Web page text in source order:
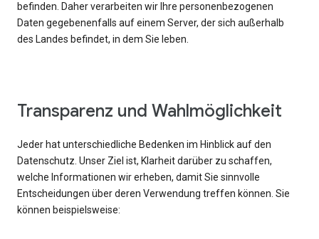
befinden. Daher verarbeiten wir Ihre personenbezogenen
Daten gegebenenfalls auf einem Server, der sich außerhalb
des Landes befindet, in dem Sie leben.
Transparenz und Wahlmöglichkeit
Jeder hat unterschiedliche Bedenken im Hinblick auf den
Datenschutz. Unser Ziel ist, Klarheit darüber zu schaffen,
welche Informationen wir erheben, damit Sie sinnvolle
Entscheidungen über deren Verwendung treffen können. Sie
können beispielsweise: